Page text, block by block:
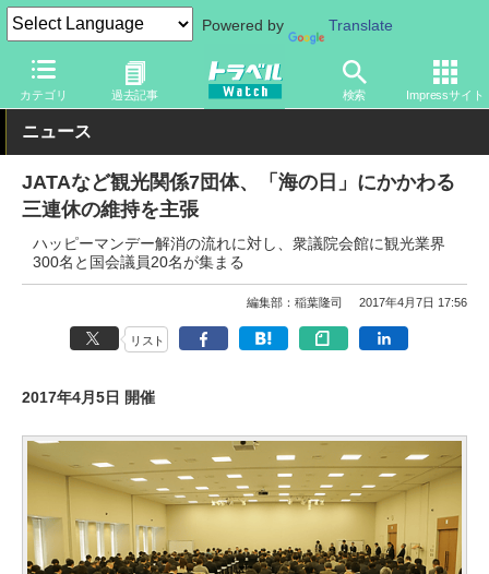
Powered by Translate
カテゴリ 過去記事 検索 Impressサイト
トラベル Watch 企業・政府・官庁 政府・官庁 観光庁
ニュース
JATAなど観光関係7団体、「海の日」にかかわる
三連休の維持を主張
ハッピーマンデー解消の流れに対し、衆議院会館に観光業界
300名と国会議員20名が集まる
編集部：稲葉隆司 2017年4月7日 17:56
リスト
2017年4月5日 開催